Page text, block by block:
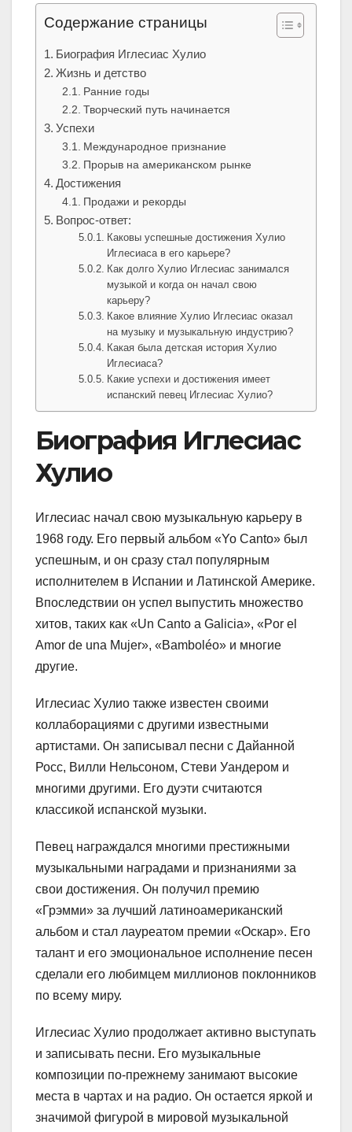
Содержание страницы
Биография Иглесиас Хулио
Жизнь и детство
Ранние годы
Творческий путь начинается
Успехи
Международное признание
Прорыв на американском рынке
Достижения
Продажи и рекорды
Вопрос-ответ:
Каковы успешные достижения Хулио
Иглесиаса в его карьере?
Как долго Хулио Иглесиас занимался
музыкой и когда он начал свою
карьеру?
Какое влияние Хулио Иглесиас оказал
на музыку и музыкальную индустрию?
Какая была детская история Хулио
Иглесиаса?
Какие успехи и достижения имеет
испанский певец Иглесиас Хулио?
Биография Иглесиас
Хулио
Иглесиас начал свою музыкальную карьеру в
1968 году. Его первый альбом «Yo Canto» был
успешным, и он сразу стал популярным
исполнителем в Испании и Латинской Америке.
Впоследствии он успел выпустить множество
хитов, таких как «Un Canto a Galicia», «Por el
Amor de una Mujer», «Bamboléo» и многие
другие.
Иглесиас Хулио также известен своими
коллаборациями с другими известными
артистами. Он записывал песни с Дайанной
Росс, Вилли Нельсоном, Стеви Уандером и
многими другими. Его дуэти считаются
классикой испанской музыки.
Певец награждался многими престижными
музыкальными наградами и признаниями за
свои достижения. Он получил премию
«Грэмми» за лучший латиноамериканский
альбом и стал лауреатом премии «Оскар». Его
талант и его эмоциональное исполнение песен
сделали его любимцем миллионов поклонников
по всему миру.
Иглесиас Хулио продолжает активно выступать
и записывать песни. Его музыкальные
композиции по-прежнему занимают высокие
места в чартах и на радио. Он остается яркой и
значимой фигурой в мировой музыкальной